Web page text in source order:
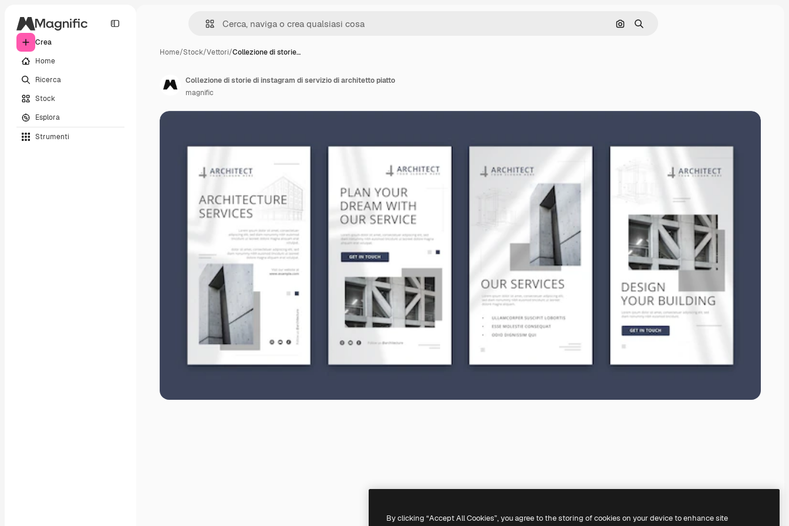
Crea
Home
Ricerca
Stock
Esplora
Strumenti
Cerca per immagine
Ricerca
Home/Stock/Vettori/Collezione di storie…
Collezione di storie di instagram di servizio di architetto piatto
magnific
By clicking “Accept All Cookies”, you agree to the storing of cookies on your device to enhance site